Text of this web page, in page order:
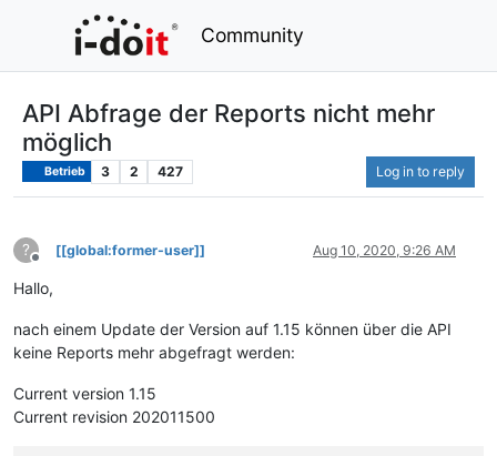
Community
API Abfrage der Reports nicht mehr
möglich
Betrieb 3 2 427 Log in to reply
?
Offline
[[global:former-user]] Aug 10, 2020, 9:26 AM
Hallo,
nach einem Update der Version auf 1.15 können über die API
keine Reports mehr abgefragt werden:
Current version 1.15
Current revision 202011500